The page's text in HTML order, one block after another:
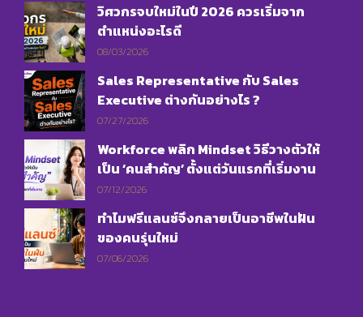
วิศวกรจบใหม่ในปี 2026 ควรเริ่มจาก
ตำแหน่งอะไรดี
08/03/2026
Sales Representative กับ Sales
Executive ต่างกันอย่างไร ?
07/27/2026
Workforce พลิก Mindset วิธีวางตัวให้
เป็น ‘คนสำคัญ’ ตั้งแต่วันแรกที่เริ่มงาน
07/12/2026
ทำไมฟรีแลนซ์จึงกลายเป็นอาชีพในฝัน
ของคนรุ่นใหม่
07/06/2026